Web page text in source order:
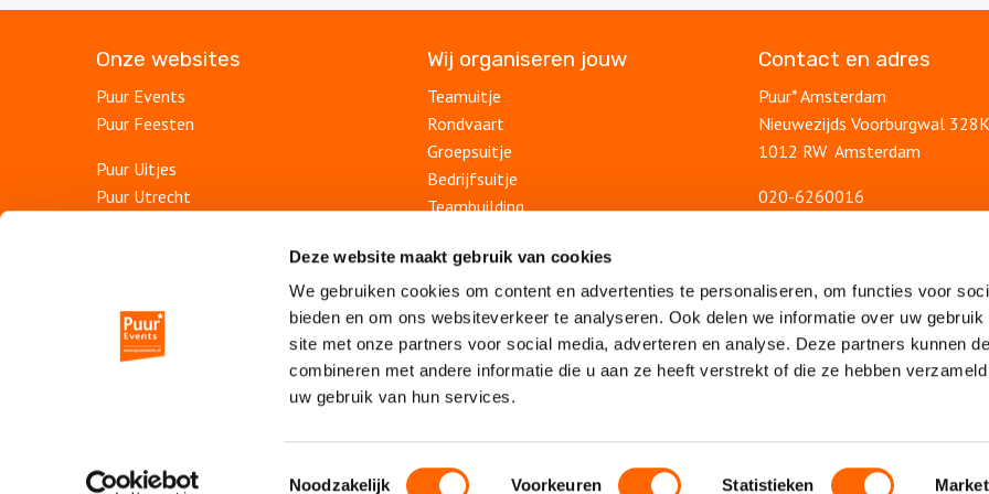
Deze website maakt gebruik van cookies
We gebruiken cookies om content en advertenties te personaliseren, om functies voor
bieden en om ons websiteverkeer te analyseren. Ook delen we informatie over uw gebruik
site met onze partners voor social media, adverteren en analyse. Deze partners kunnen
combineren met andere informatie die u aan ze heeft verstrekt of die ze hebben
uw gebruik van hun services.
Toestemmingsselectie
Noodzakelijk Voorkeuren Statistieken
Onze websites
Puur Events
Puur Feesten
Puur Uitjes
Puur Utrecht
Escape Room Mysterium
Vergaderruimte De Grote Werf
Vergaderlocatie Rotterdam View
Vergaderlocatie Dak van Amsterdam
Wij organiseren jouw
Teamuitje
Rondvaart
Groepsuitje
Bedrijfsuitje
Teambuilding
Personeelsuitje
Bedrijfsfeest
Personeelsfeest
Jubileumfeest
Online bedrijfsuitje
Contact en adres
Puur* Amsterdam
Nieuwezijds Voorburgwal 328K
1012 RW Amsterdam
020-6260016
Blog
Ontdek Amsterdam
Veelgestelde vragen
Algemene voorwaarden